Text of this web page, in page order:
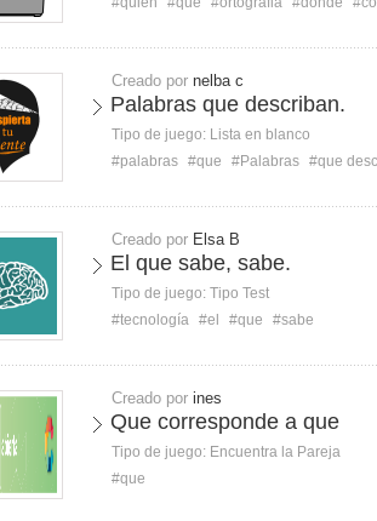
Creado por nelba c
Palabras que describan.
Tipo de juego: Lista en blanco
#palabras #que #Palabras #que
Creado por Elsa B
El que sabe, sabe.
Tipo de juego: Tipo Test
#tecnología #el #que #sabe
Creado por ines
Que corresponde a que
Tipo de juego: Encuentra la Pareja
#que